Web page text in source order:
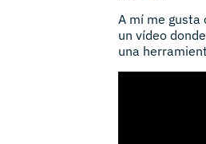
A mí me gusta
un vídeo
una